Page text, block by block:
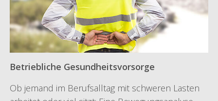
Betriebliche Gesundheitsvorsorge
Ob jemand im Berufsalltag mit schweren Lasten